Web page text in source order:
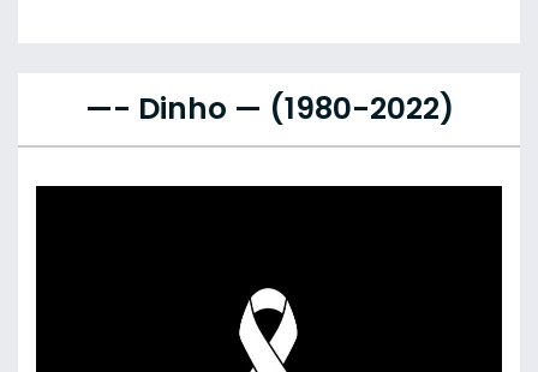
—- Dinho — (1980-2022)